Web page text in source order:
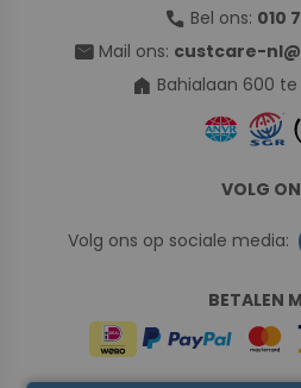
call Bel ons: 010
mail Mail ons: custcare-
home Bahialaan 600 te
VOLG
Volg ons op sociale media:
BETALEN